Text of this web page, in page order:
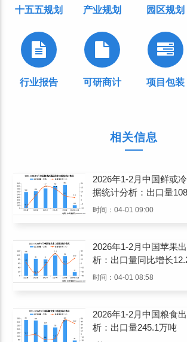
十五五规划 产业规划 园区规划
行业报告 可研商计 项目包装
相关信息
2026年1-2月中国鲜或
据统计分析：出口量
时间：04-01 09:00
2026年1-2月中国苹果
析：出口量同比增长
时间：04-01 08:58
2026年1-2月中国粮食
析：出口量245.1万吨